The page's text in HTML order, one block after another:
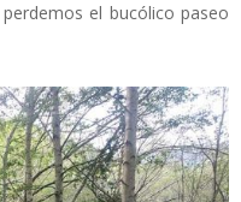
el bucólico paseo